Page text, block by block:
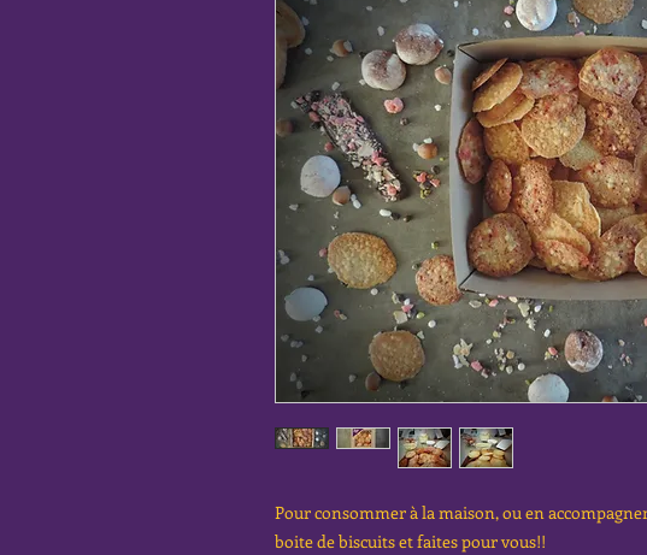
Pour consommer à la maison, ou en
boite de biscuits et faites pour vous!!